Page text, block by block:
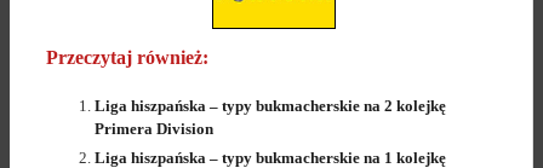
Przeczytaj również:
Liga hiszpańska – typy bukmacherskie na 2 kolejkę
Primera Division
Liga hiszpańska – typy bukmacherskie na 1 kolejkę